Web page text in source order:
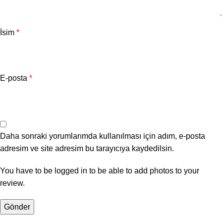
İsim *
E-posta *
Daha sonraki yorumlarımda kullanılması için adım, e-posta
adresim ve site adresim bu tarayıcıya kaydedilsin.
You have to be logged in to be able to add photos to your
review.